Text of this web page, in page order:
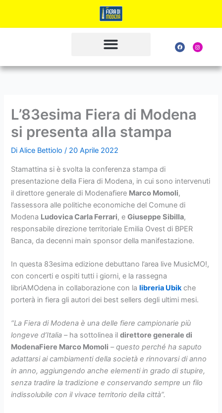
contenuto
F
a
c
o
I
n
s
g
L’83esima Fiera di Modena
si presenta alla stampa
DiAlice Bettiolo/ 20 Aprile 2022
Stamattina si è svolta la conferenza stampa di
presentazione della Fiera di Modena, in cui sono intervenuti
il direttore generale di Modenafiere Marco Momoli,
l’assessora alle politiche economiche del Comune di
Modena Ludovica Carla Ferrari, eGiuseppe Sibilla,
responsabile direzione territoriale Emilia Ovest di BPER
Banca, da decenni main sponsor della manifestazione.
In questa 83esima edizione debuttano l’area live MusicMO!,
con concerti e ospiti tutti i giorni, e la rassegna
libriAMOdena in collaborazione con lalibreria Ubikche
porterà in fiera gli autori dei best sellers degli ultimi mesi.
“La Fiera di Modena è una delle fiere campionarie più
longeve d’Italia – ha sottolinea ildirettore generale di
ModenaFiere Marco Momoli –questo perché ha saputo
adattarsi ai cambiamenti della società e rinnovarsidi anno
in anno,aggiungendo anche elementi in grado di stupire,
senza tradire la tradizione e conservando sempre un filo
indissolubile con il vivace territorio della città”.